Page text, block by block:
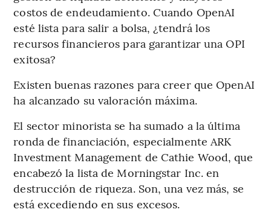
costos de endeudamiento. Cuando OpenAI
esté lista para salir a bolsa, ¿tendrá los
recursos financieros para garantizar una OPI
exitosa?
Existen buenas razones para creer que OpenAI
ha alcanzado su valoración máxima.
El sector minorista se ha sumado a la última
ronda de financiación, especialmente ARK
Investment Management de Cathie Wood, que
encabezó la lista de Morningstar Inc. en
destrucción de riqueza. Son, una vez más, se
está excediendo en sus excesos.